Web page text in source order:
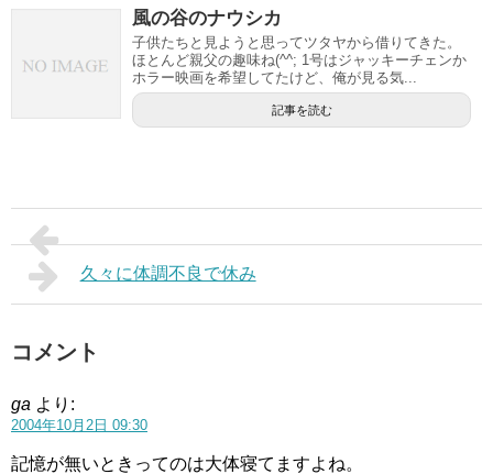
風の谷のナウシカ
子供たちと見ようと思ってツタヤから借りてきた。
ほとんど親父の趣味ね(^^; 1号はジャッキーチェンか
ホラー映画を希望してたけど、俺が見る気...
記事を読む
久々に体調不良で休み
コメント
ga より:
2004年10月2日 09:30
記憶が無いときってのは大体寝てますよね。